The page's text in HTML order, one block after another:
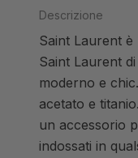
Descrizione
Saint Laurent
Saint Laurent
moderno e
acetato e
un accessorio
indossati in